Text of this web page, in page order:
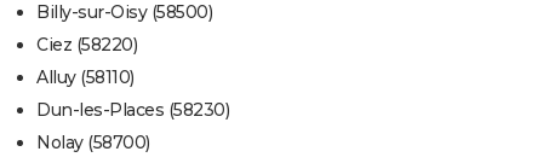
Billy-sur-Oisy (58500)
Ciez (58220)
Alluy (58110)
Dun-les-Places (58230)
Nolay (58700)